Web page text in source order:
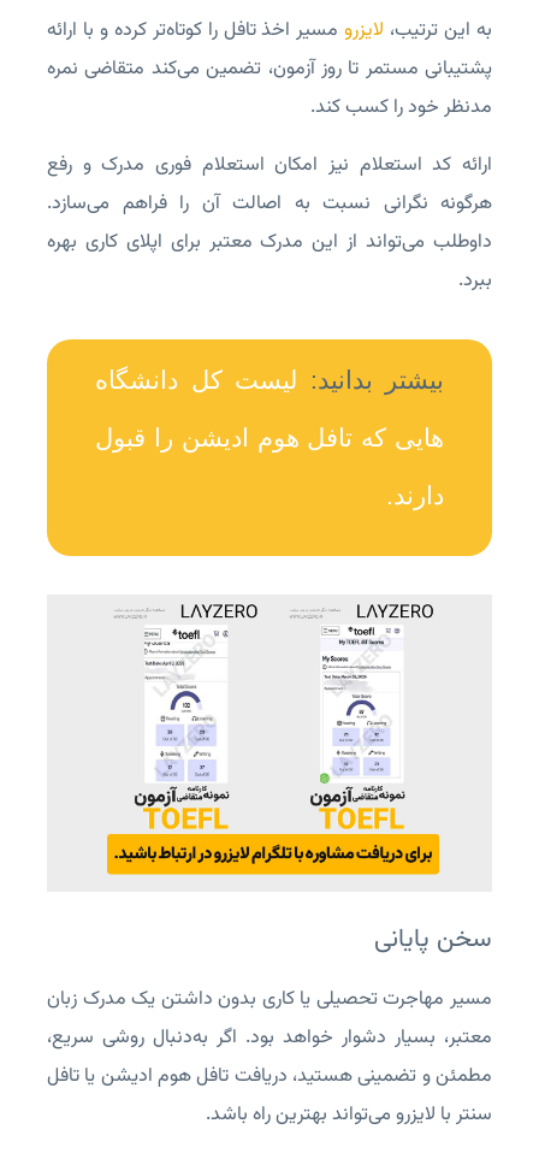
به‌ این‌ ترتیب، لایزرومسیر اخذ تافل را کوتاه‌تر کرده و با ارائه
پشتیبانی مستمر تا روز آزمون، تضمین می‌کند متقاضی نمره
مدنظر خود را کسب کند.
ارائه کد استعلام نیز امکان استعلام فوری مدرک و رفع
هرگونه نگرانی نسبت به اصالت آن را فراهم می‌سازد.
داوطلب می‌تواند از این مدرک معتبر برای اپلای کاری بهره
ببرد.
بیشتر بدانید: لیست کل دانشگاه
هایی که تافل هوم ادیشن را قبول
دارند.
سخن پایانی
مسیر مهاجرت تحصیلی یا کاری بدون داشتن یک مدرک زبان
معتبر، بسیار دشوار خواهد بود. اگر به‌دنبال روشی سریع،
مطمئن و تضمینی هستید، دریافت تافل هوم ادیشن یا تافل
سنتر با لایزرو می‌تواند بهترین راه باشد.